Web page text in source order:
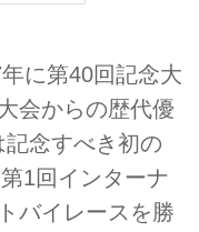
に第40回記念大
会からの歴代優
念すべき初の
1回インターナ
バイレースを勝